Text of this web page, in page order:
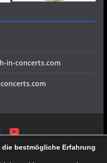
in-concerts.com
Impressum
bestmögliche Erfahrung